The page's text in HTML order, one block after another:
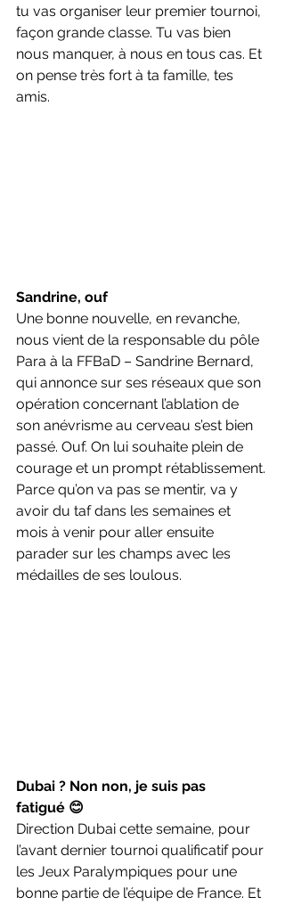
tu vas organiser leur premier tournoi,
façon grande classe. Tu vas bien
nous manquer, à nous en tous cas. Et
on pense très fort à ta famille, tes
amis.
Sandrine, ouf
Une bonne nouvelle, en revanche,
nous vient de la responsable du pôle
Para à la FFBaD – Sandrine Bernard,
qui annonce sur ses réseaux que son
opération concernant l’ablation de
son anévrisme au cerveau s’est bien
passé. Ouf. On lui souhaite plein de
courage et un prompt rétablissement.
Parce qu’on va pas se mentir, va y
avoir du taf dans les semaines et
mois à venir pour aller ensuite
parader sur les champs avec les
médailles de ses loulous.
Dubai ? Non non, je suis pas
fatigué 😊
Direction Dubai cette semaine, pour
l’avant dernier tournoi qualificatif pour
les Jeux Paralympiques pour une
bonne partie de l’équipe de France. Et